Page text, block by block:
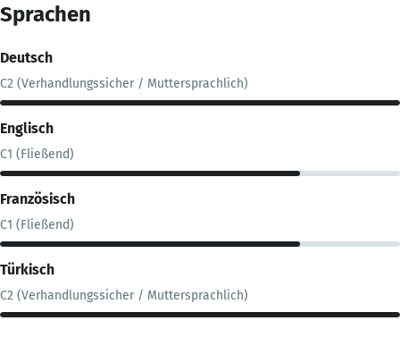
Sprachen
Deutsch
C2 (Verhandlungssicher / Muttersprachlich)
Englisch
C1 (Fließend)
Französisch
C1 (Fließend)
Türkisch
C2 (Verhandlungssicher / Muttersprachlich)